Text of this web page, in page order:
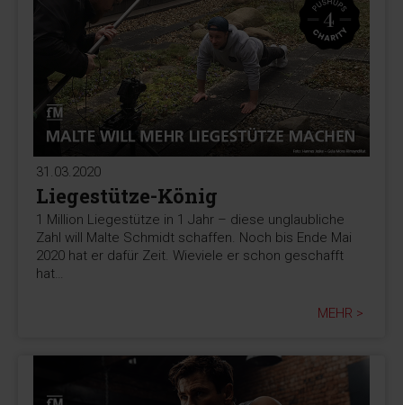
31.03.2020
Liegestütze-König
1 Million Liegestütze in 1 Jahr – diese unglaubliche
Zahl will Malte Schmidt schaffen. Noch bis Ende Mai
2020 hat er dafür Zeit. Wieviele er schon geschafft
hat…
MEHR >